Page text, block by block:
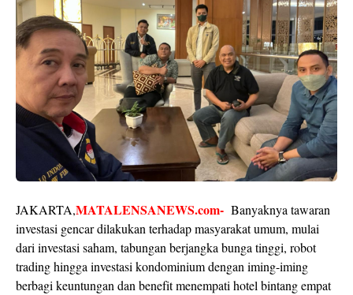
JAKARTA,MATALENSANEWS.com- Banyaknya tawaran
investasi gencar dilakukan terhadap masyarakat umum, mulai
dari investasi saham, tabungan berjangka bunga tinggi, robot
trading hingga investasi kondominium dengan iming-iming
berbagi keuntungan dan benefit menempati hotel bintang empat